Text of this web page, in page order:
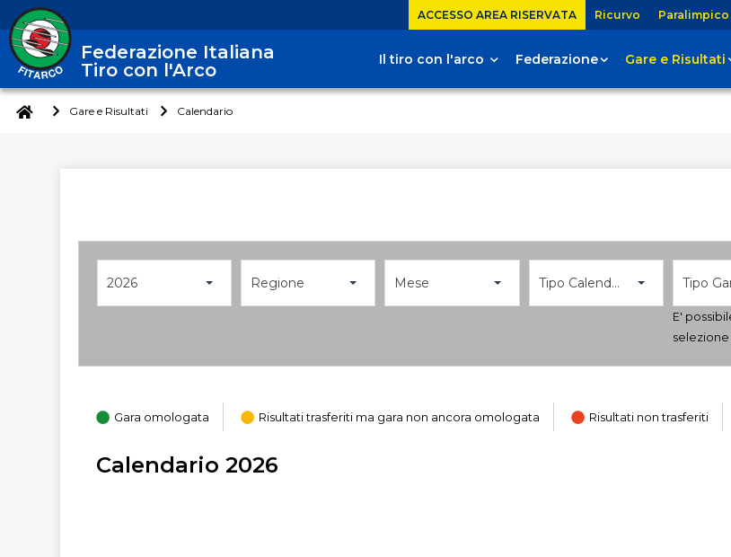
ACCESSO AREA RISERVATA Ricurvo Paralimpico
Federazione Italiana
Tiro con l'Arco
Il tiro con l'arco Federazione Gare e Risultati
Gare e Risultati Calendario
2026 Regione Mese Tipo Calendario Tipo
E'
Gara omologata Risultati trasferiti ma gara non ancora omologata Risultati non trasferiti
Calendario 2026